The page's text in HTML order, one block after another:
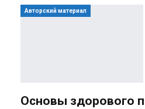
Авторский материал
Основы здорового